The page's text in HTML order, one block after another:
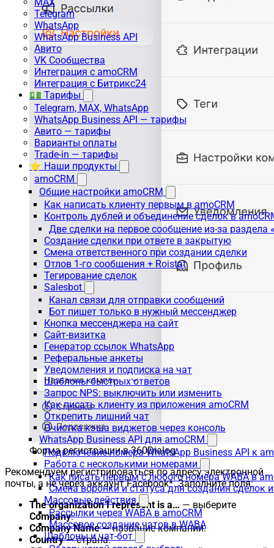
Telegram
WhatsApp
WhatsApp Business API
Авито
VK Сообщества
Интеграция с amoCRM
Интеграция с Битрикс24
💵 Тарифы
Telegram, MAX, WhatsApp
WhatsApp Business API — тарифы
Авито — тарифы
Варианты оплаты
Trade-in — тарифы
⭐ Наши продукты
amoCRM
Общие настройки amoCRM
Как написать клиенту первым в amoCRM
Контроль дублей и объединение сделок в
Две сделки на первое сообщение из-за раздела
Создание сделки при ответе в закрытую
Смена ответственного при создании сделки
Отлов 1-го сообщения + Roistat
Тегирование сделок
Salesbot
Канал связи для отправки сообщений
Бот пишет только в нужный мессенджер
Кнопка мессенджера на сайт
Сайт-визитка
Генератор ссылок WhatsApp
Реферальные анкеты
Уведомления и подписка на чат
Шаблоны быстрых ответов
Запрос NPS: выключить или изменить
Как писать клиенту из приложения amoCRM
Открепить лишний чат
Очистка кэша виджетов через консоль
WhatsApp Business API для amoCRM
Подключение номера WhatsApp Business API к
Работа с несколькими номерами
Как писать первым с любого номера WABA в
Смена воронки и статуса для создания сделок
Массовые действия
Рассылки через WABA в amoCRM
Массовое создание чатов в WABA
Шаблоны и чат-бот
Форма регистрации в 360Dialog
Рекомендуем регистрироваться по адресу электронной
почты, а не через аккаунт Facebook*. Заполните поля:
The organization I represent is a… — выберите
Company.
Company Name— название компании.
Country— страна.